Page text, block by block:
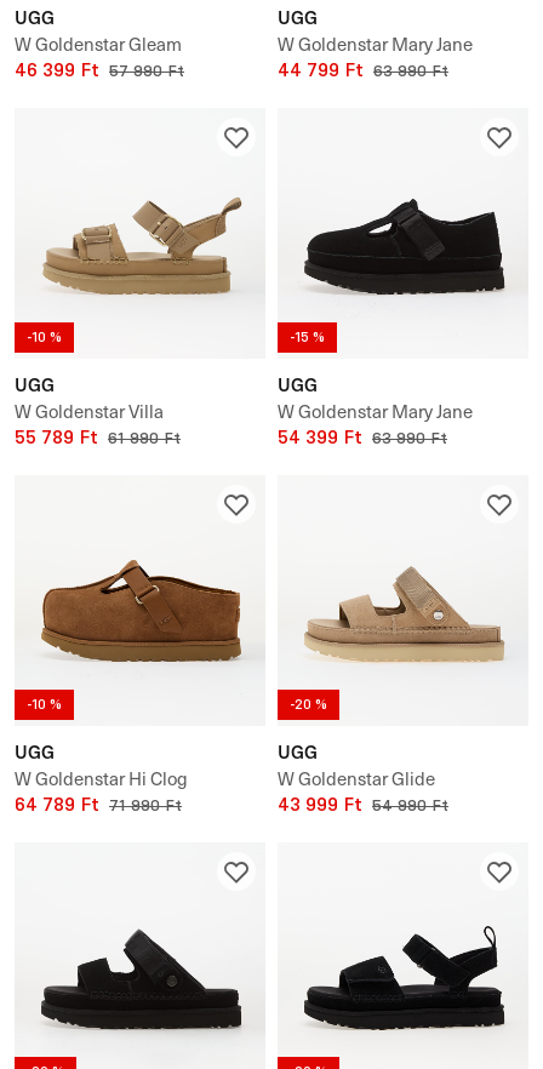
UGG
W Goldenstar Gleam
46 399 Ft 57 990 Ft
UGG
W Goldenstar Mary Jane
44 799 Ft 63 990 Ft
-10 %
UGG
W Goldenstar Villa
55 789 Ft 61 990 Ft
-15 %
UGG
W Goldenstar Mary Jane
54 399 Ft 63 990 Ft
-10 %
UGG
W Goldenstar Hi Clog
64 789 Ft 71 990 Ft
-20 %
UGG
W Goldenstar Glide
43 999 Ft 54 990 Ft